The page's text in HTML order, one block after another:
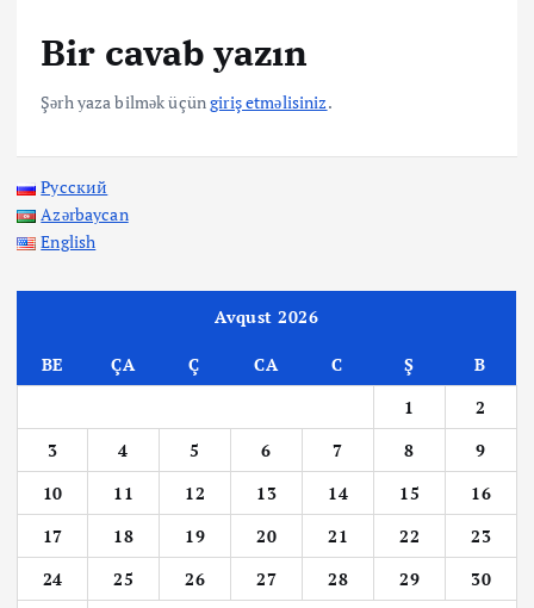
Bir cavab yazın
Şərh yaza bilmək üçüngiriş etməlisiniz.
Русский
Azərbaycan
English
Avqust 2026
BE ÇA Ç CA C Ş
B
1
2
3
4 5 6 7 8
9
10
11 12 13 14 15
16
17
18 19 20 21 22
23
24
25 26 27 28 29
30